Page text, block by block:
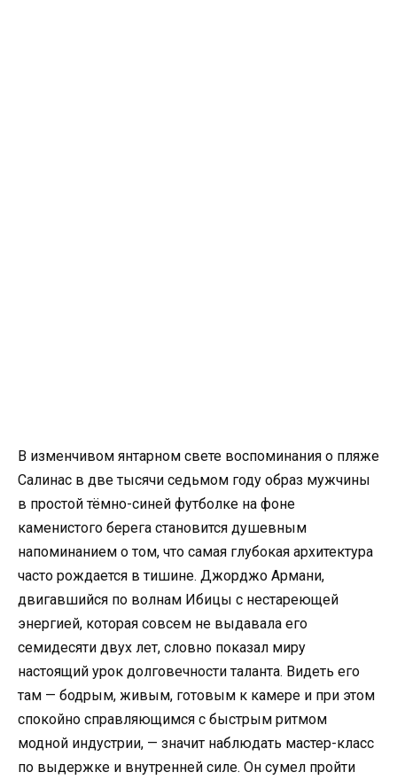
В изменчивом янтарном свете воспоминания о пляже
Салинас в две тысячи седьмом году образ мужчины
в простой тёмно-синей футболке на фоне
каменистого берега становится душевным
напоминанием о том, что самая глубокая архитектура
часто рождается в тишине. Джорджо Армани,
двигавшийся по волнам Ибицы с нестареющей
энергией, которая совсем не выдавала его
семидесяти двух лет, словно показал миру
настоящий урок долговечности таланта. Видеть его
там — бодрым, живым, готовым к камере и при этом
спокойно справляющимся с быстрым ритмом
модной индустрии, — значит наблюдать мастер-класс
по выдержке и внутренней силе. Он сумел пройти